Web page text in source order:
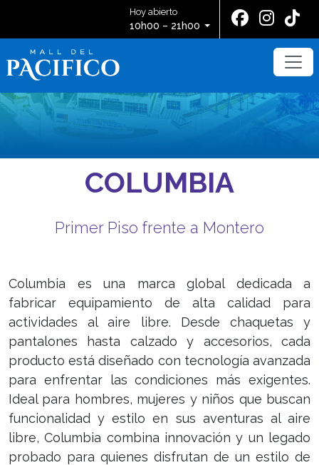
Hoy abierto
10h00 – 21h00
COLUMBIA
Primer Piso frente a Montero
Columbia es una marca global dedicada a
fabricar equipamiento de alta calidad para
actividades al aire libre. Desde chaquetas y
pantalones hasta calzado y accesorios, cada
producto está diseñado con tecnología avanzada
para enfrentar las condiciones más exigentes.
Ideal para hombres, mujeres y niños que buscan
funcionalidad y estilo en sus aventuras al aire
libre, Columbia combina innovación y un legado
probado para quienes disfrutan de un estilo de